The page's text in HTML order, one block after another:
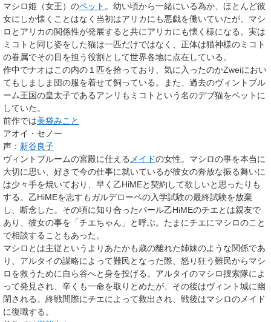
マシロ姫（女王）のペット 。幼い頃から一緒にいる為か、ほとんど彼
女にしか懐くことはなく当初はアリカにも悪戯を働いていたが、マシ
ロとアリカの関係性が発展すると共にアリカにも懐く様になる。実は
ミコトと同じ姿をした猫は一匹だけではなく、正体は猫神様のミコト
の眷属でその目を担う役割として世界各地に点在している。
作中でナオはこの内の１匹を拾っており、気に入ったのかZweiにおい
てもしましま団の服を着せて飼っている。また、過去のヴィントブル
ーム王国の皇太子であるアンリもミコトという名のデブ猫をペットに
していた。
前作では美袋みこと
アオイ・セノー
声： 新谷良子
ヴィントブルームの宮殿に仕える メイドの女性。マシロの事を本当に
大切に思い、好きで今の仕事に就いているが彼女の奔放な振る舞いに
は少々手を焼いており、早く乙HiMEと契約して欲しいと思ったりも
する。乙HiMEを志すもガルデローベの入学試験の最終試験を放棄
し、断念した。その頃に知り合ったパール乙HiMEのチエとは親友で
あり、彼女の事を「チエちゃん」と呼ぶ。たまにチエにマシロのこと
で相談することもあった。
マシロとは主従というよりあたかも歳の離れた姉妹のような関係であ
り、アルタイの謀略によって難民となった際、怒り狂う難民からマシ
ロを救うために自ら谷へと身を投げる。アルタイのマシロ捜索隊によ
って発見され、辛くも一命を取りとめたが、その後はヴィント城に幽
閉される。終戦間際にチエによって救出され、戦後はマシロのメイド
に復職する。